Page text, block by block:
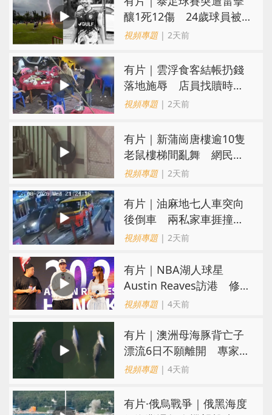
釀1死12傷 24歲球員被
閃電劈中亡
視頻專題| 2天前
​有片｜雲浮食客結帳扔錢
落地施辱 店員找贖時還
施彼身獲老闆肯定
視頻專題| 2天前
有片｜新蒲崗唐樓逾10隻
老鼠樓梯間亂舞 網民嚇
親：每次經過都要好大勇
視頻專題| 2天前
有片｜油麻地七人車突向
後倒車 兩私家車捱撞
司機不顧而去
視頻專題| 2天前
有片｜NBA湖人球星
Austin Reaves訪港 修
頓與青少年交流球技
視頻專題| 4天前
有片｜澳洲母海豚背亡子
漂流6日不願離開 專家：
極度悲傷下的哀悼行為
視頻專題| 4天前
​有片·俄烏戰爭｜俄黑海度